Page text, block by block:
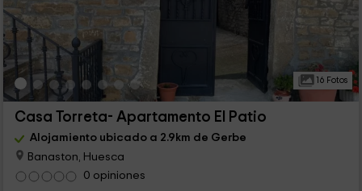
16 Fotos
Casa Torreta- Apartamento El Patio
Alojamiento ubicado a 2.9km de Gerbe
Banaston, Huesca
0 opiniones